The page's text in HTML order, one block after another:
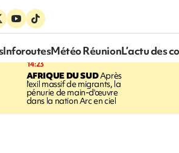
InforoutesMétéo RéunionL’actu des
14:23
AFRIQUE DU SUDAprès
l'exil massif de migrants, la
pénurie de main-d'œuvre
dans la nation Arc en ciel